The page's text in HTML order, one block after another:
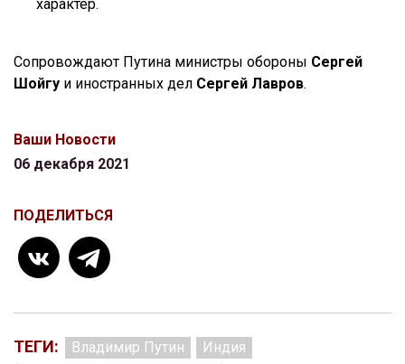
характер.
Сопровождают Путина министры обороны Сергей
Шойгу и иностранных дел Сергей Лавров.
Ваши Новости
06 декабря 2021
ПОДЕЛИТЬСЯ
ТЕГИ: Владимир Путин
Индия